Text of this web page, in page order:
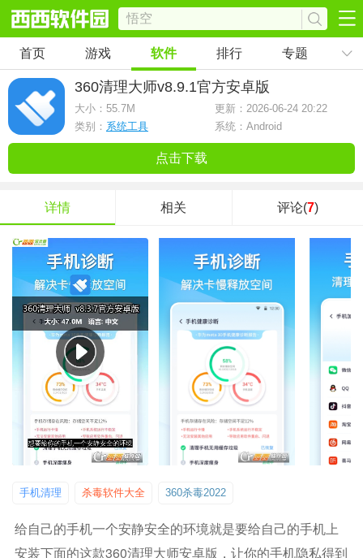
首页 游戏 软件 排行 专题
360清理大师v8.9.1官方安卓版
大小： 55.7M
更新：2026-06-24 20:22
类别： 系统工具 系统：Android
点击下载
详情 相关 评论(7)
手机清理 杀毒软件大全 360杀毒2022
给自己的手机一个安静安全的环境就是要给自己的手机上
安装下面的这款360清理大师安卓版，让你的手机隐私得到